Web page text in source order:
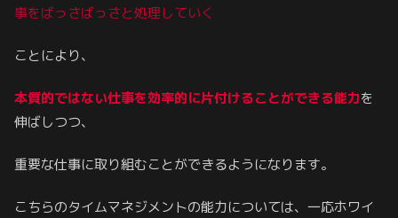
事をばっさばっさと処理していく
ことにより、
本質的ではない仕事を効率的に片付けることができる能力を
伸ばしつつ、
重要な仕事に取り組むことができるようになります。
こちらのタイムマネジメントの能力については、一応ホワイ